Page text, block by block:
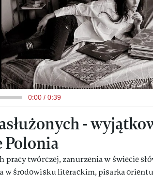
0:00 / 0:39
-
Polonia
pracy twórczej, zanurzenia w świecie
w środowisku literackim, pisarka